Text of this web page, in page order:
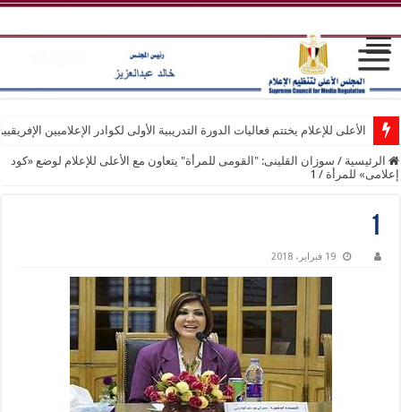
الأعلى للإعلام يختتم فعاليات الدورة التدريبية الأولى لكوادر الإعلاميين
الرئيسية / سوزان القلينى: "القومى للمرأة" يتعاون مع الأعلى للإعلام لوضع «كود
إعلامى» للمرأة /
1
1
19 فبراير، 2018